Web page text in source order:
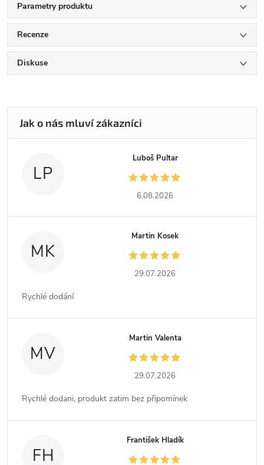
Parametry produktu
Recenze
Diskuse
LP
Luboš Pultar
6.08.2026
MK
Martin Kosek
29.07.2026
Rychlé dodání
MV
Martin Valenta
29.07.2026
Rychlé dodani, produkt zatim bez připomínek
FH
František Hladík